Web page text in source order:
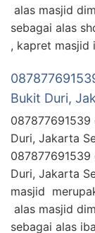
alas masjid
sebagai alas
, kapret masjid
Bukit Duri,
Duri, Jakarta
Duri, Jakarta
masjid
alas masjid
sebagai alas